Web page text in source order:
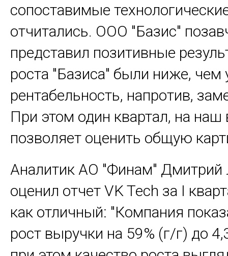
сопоставимые
отчитались. ООО "Базис"
представил позитивные
роста "Базиса" были ниже, чем
рентабельность, напротив,
При этом один квартал, на наш
позволяет оценить общую
Аналитик АО "Финам" Дмитрий
оценил отчет VK Tech за I
как отличный: "Компания
рост выручки на 59% (г/г) до